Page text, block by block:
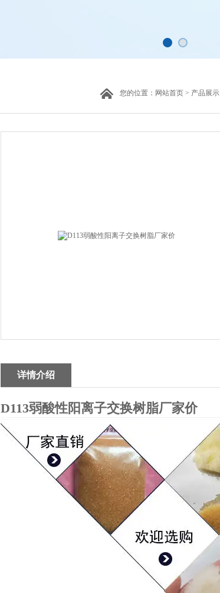
您的位置： 网站首页 > 产品展示
详情介绍
D113弱酸性阳离子交换树脂厂家价